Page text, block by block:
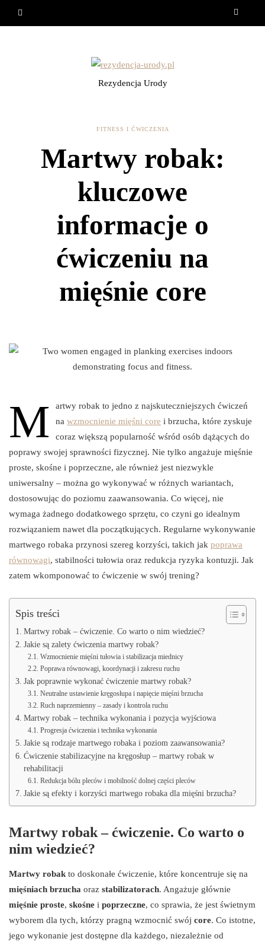
Rezydencja Urody
FITNESS I ĆWICZENIA
Martwy robak:
kluczowe
informacje o
ćwiczeniu na
mięśnie core
M
artwy robak to jedno z najskuteczniejszych ćwiczeń
na wzmocnienie mięśni core i brzucha, które zyskuje
coraz większą popularność wśród osób dążących do
poprawy swojej sprawności fizycznej. Nie tylko angażuje mięśnie
proste, skośne i poprzeczne, ale również jest niezwykle
uniwersalny – można go wykonywać w różnych wariantach,
dostosowując do poziomu zaawansowania. Co więcej, nie
wymaga żadnego dodatkowego sprzętu, co czyni go idealnym
rozwiązaniem nawet dla początkujących. Regularne wykonywanie
martwego robaka przynosi szereg korzyści, takich jak poprawa
równowagi, stabilności tułowia oraz redukcja ryzyka kontuzji. Jak
zatem wkomponować to ćwiczenie w swój trening?
Spis treści
Martwy robak – ćwiczenie. Co warto o nim wiedzieć?
Jakie są zalety ćwiczenia martwy robak?
Wzmocnienie mięśni tułowia i stabilizacja miednicy
Poprawa równowagi, koordynacji i zakresu ruchu
Jak poprawnie wykonać ćwiczenie martwy robak?
Neutralne ustawienie kręgosłupa i napięcie mięśni brzucha
Ruch naprzemienny – zasady i kontrola ruchu
Martwy robak – technika wykonania i pozycja wyjściowa
Progresja ćwiczenia i technika wykonania
Jakie są rodzaje martwego robaka i poziom zaawansowania?
Ćwiczenie stabilizacyjne na kręgosłup – martwy robak w
rehabilitacji
Redukcja bólu pleców i mobilność dolnej części pleców
Jakie są efekty i korzyści martwego robaka dla mięśni brzucha?
Martwy robak – ćwiczenie. Co warto o
nim wiedzieć?
Martwy robak to doskonałe ćwiczenie, które koncentruje się na
mięśniach brzucha oraz stabilizatorach. Angażuje głównie
mięśnie proste, skośne i poprzeczne, co sprawia, że jest świetnym
wyborem dla tych, którzy pragną wzmocnić swój core. Co istotne,
jego wykonanie jest dostępne dla każdego, niezależnie od